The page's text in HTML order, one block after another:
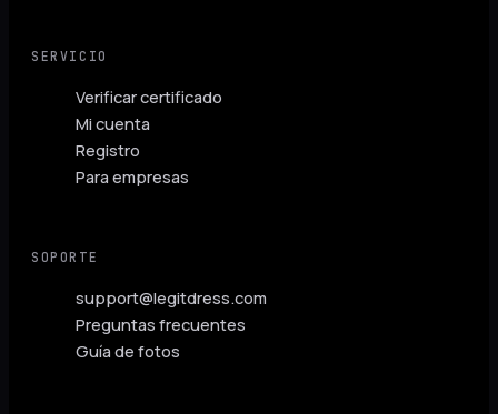
SERVICIO
Verificar certificado
Mi cuenta
Registro
Para empresas
SOPORTE
support@legitdress.com
Preguntas frecuentes
Guía de fotos